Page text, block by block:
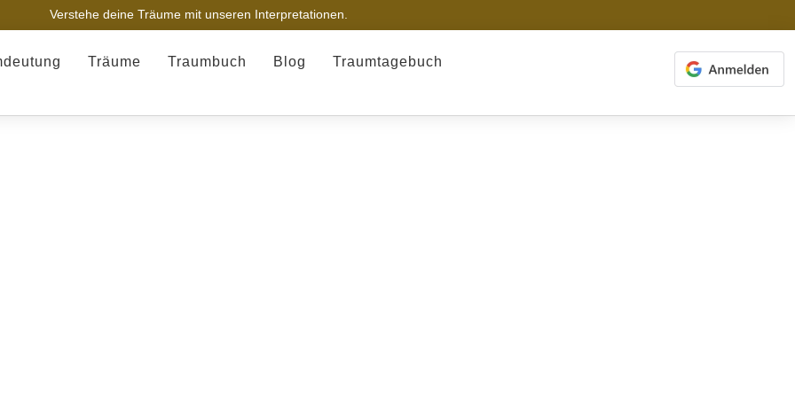
Verstehe deine Träume mit unseren Interpretationen.
Träume Traumbuch Blog Traumtagebuch